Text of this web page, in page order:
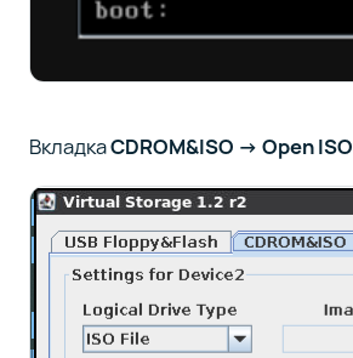
ВкладкаCDROM&ISO -> Open ISO